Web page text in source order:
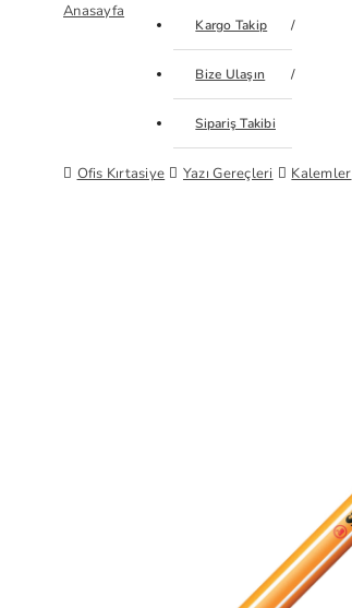
Kargo Takip
Bize Ulaşın
Sipariş Takibi
Anasayfa
Ofis Kırtasiye Yazı Gereçleri Kalemler